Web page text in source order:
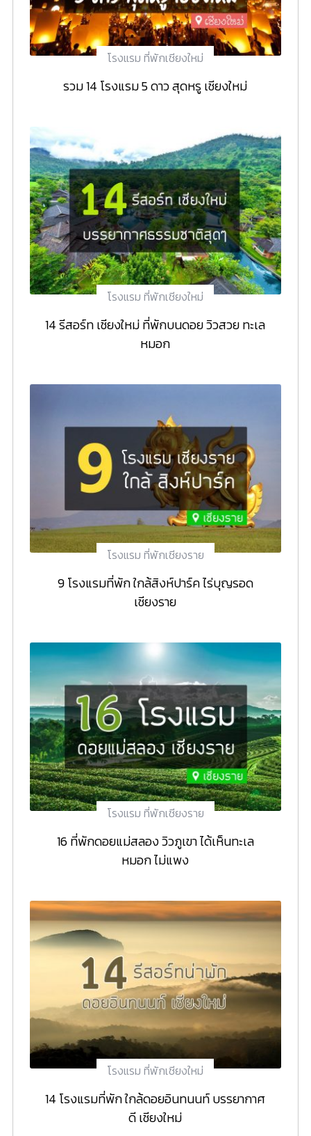
โรงแรม ที่พักเชียงใหม่
รวม 14 โรงแรม 5 ดาว สุดหรู เชียงใหม่
โรงแรม ที่พักเชียงใหม่
14 รีสอร์ท เชียงใหม่ ที่พักบนดอย วิวสวย ทะเล
หมอก
โรงแรม ที่พักเชียงราย
9 โรงแรมที่พัก ใกล้สิงห์ปาร์ค ไร่บุญรอด
เชียงราย
โรงแรม ที่พักเชียงราย
16 ที่พักดอยแม่สลอง วิวภูเขา ได้เห็นทะเล
หมอก ไม่แพง
โรงแรม ที่พักเชียงใหม่
14 โรงแรมที่พัก ใกล้ดอยอินทนนท์ บรรยากาศ
ดี เชียงใหม่